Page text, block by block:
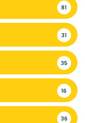
81
31
35
16
36